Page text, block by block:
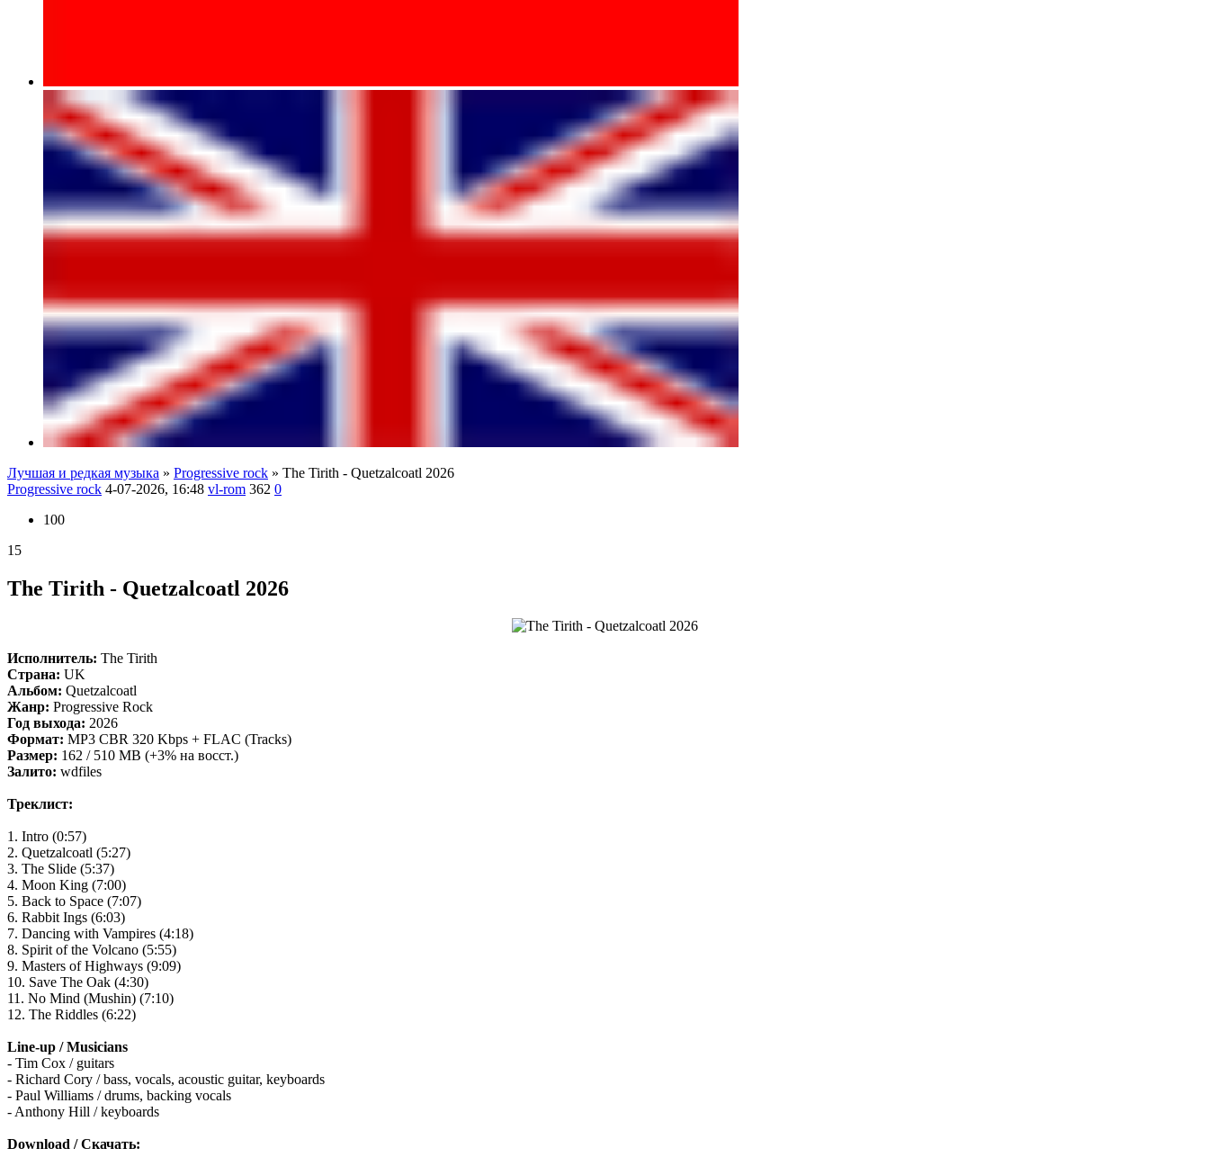
Лучшая и редкая музыка » Progressive rock » The Tirith - Quetzalcoatl 2026
Progressive rock 4-07-2026, 16:48 vl-rom 362 0
100
15
The Tirith - Quetzalcoatl 2026
Исполнитель: The Tirith
Страна: UK
Альбом: Quetzalcoatl
Жанр: Progressive Rock
Год выхода: 2026
Формат: MP3 CBR 320 Kbps + FLAC (Tracks)
Размер: 162 / 510 MB (+3% на восст.)
Залито: wdfiles
Треклист:
1. Intro (0:57)
2. Quetzalcoatl (5:27)
3. The Slide (5:37)
4. Moon King (7:00)
5. Back to Space (7:07)
6. Rabbit Ings (6:03)
7. Dancing with Vampires (4:18)
8. Spirit of the Volcano (5:55)
9. Masters of Highways (9:09)
10. Save The Oak (4:30)
11. No Mind (Mushin) (7:10)
12. The Riddles (6:22)
Line-up / Musicians
- Tim Cox / guitars
- Richard Cory / bass, vocals, acoustic guitar, keyboards
- Paul Williams / drums, backing vocals
- Anthony Hill / keyboards
Download / Скачать: